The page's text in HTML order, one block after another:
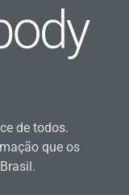
de todos.
que os